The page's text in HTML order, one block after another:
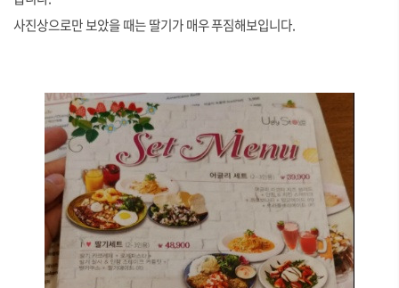
사진상으로만 보았을 때는 딸기가 매우 푸짐해보입니다.